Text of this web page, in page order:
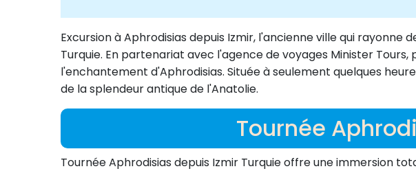
Excursion à Aphrodisias depuis Izmir, l'ancienne ville qui
Turquie. En partenariat avec l'agence de voyages Minister
l'enchantement d'Aphrodisias. Située à seulement quelques
de la splendeur antique de l'Anatolie.
Tournée
Tournée Aphrodisias depuis Izmir Turquie offre une immersion